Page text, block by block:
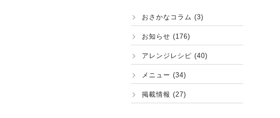
おさかなコラム (3)
お知らせ (176)
アレンジレシピ (40)
メニュー (34)
掲載情報 (27)